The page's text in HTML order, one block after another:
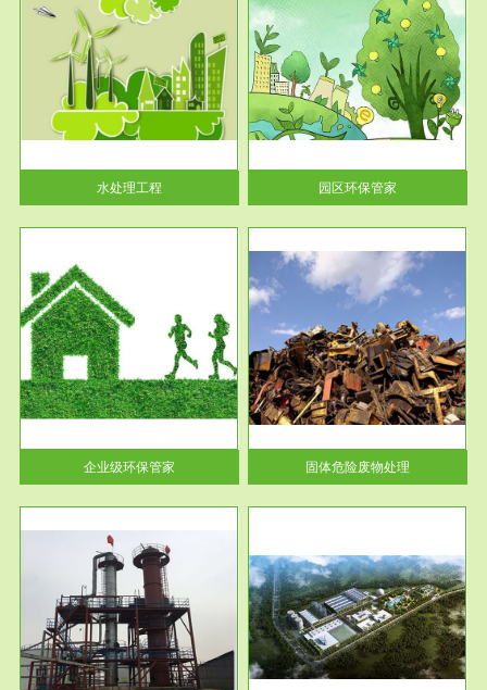
水处理工程
服务范围
园区环保管家
2016 年 4 月，环保部下发《关
于积极发挥环境保护作用促进供
给侧结...
园区环保管家
企业级环保管家
服务范围
固体危险废物处理
固体废物解释：固体废物是指人
们在生产建设、日常生活和其他
活动中...
固体危险废物处理
服务范围
市政固废处理
蔚蓝生态环境科技所从事的市政